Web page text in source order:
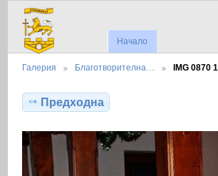
Начало
Галерия Благотворителна… IMG 0870 1
Предходна